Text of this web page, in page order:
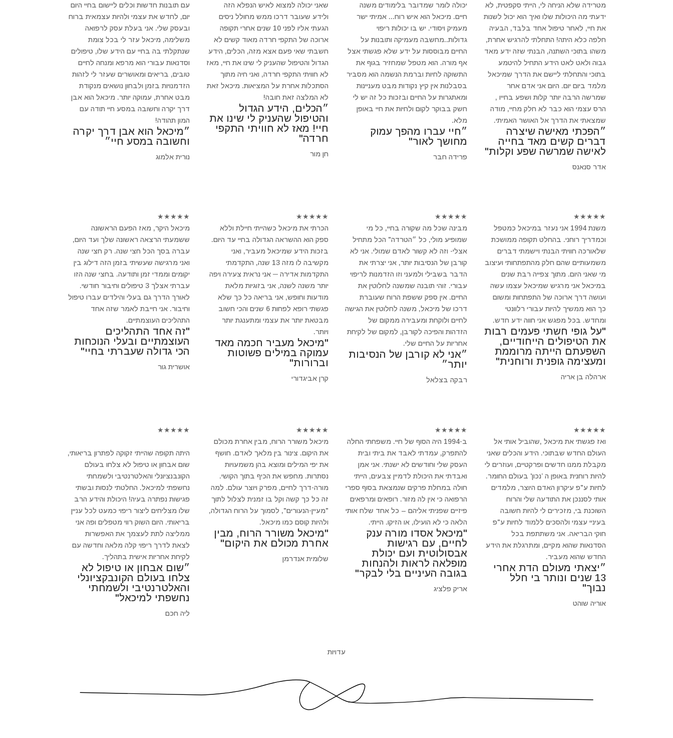
עם תובנות חדשות וכלים ליישום בחיי היום
יום, לחדש את עצמי ולהיות עצמאית ברוח
ובעסק שלי. אני בעלת עסק לרפואה
משלימה, מיכאל עזר לי בכל צומת
שנתקלתי בה בחיי עם הידע שלו, טיפולים
וסדנאות עבורי הוא מרפא ומנחה לחיים
טובים, בריאים ומאושרים שעזר לי לזהות
הזדמנויות בזמן ולבחון נושאים מנקודת
מבט אחרת, עמוקה יותר. מיכאל הוא אבן
דרך יקרה וחשובה במסע חיי תודה עם
המון תהודה!
״מיכאל הוא אבן דרך יקרה
וחשובה במסע חיי״
נורית אלמוג
שאני יכולה למצוא לאיש הנפלא הזה
ולידע שעובר דרכו ממש מחולל ניסים
הגעתי אליו לפני 10 שנים אחרי תקופה
ארוכה של התקפי חרדה מאוד קשים לא
חשבתי שאי פעם אצא מזה, הכלים, הידע
הגדול והטיפול שהעניק לי שינו את חיי, מאז
לא חוויתי התקפי חרדה, ואני חיה מתוך
הסתכלות אחרת על המציאות. מיכאל זאת
לא המלצה זאת חובה!
״הכלים, הידע הגדול
והטיפול שהעניק לי שינו את
חיי! מאז לא חוויתי התקפי
חרדה"
חן מור
יכולה לומר שמדובר בלימודים משנה
חיים. מיכאל הוא איש רוח... אמיתי ישר
מעמיק ויסודי. יש בו יכולות ריפוי
גדולות..מחשבה מעמיקה ותובנות על
החיים מבוססות על ידע שלא פגשתי אצל
אף מורה. הוא מטפל שמחזיר בגוף את
התשוקה לחיות וברמת הנשמה הוא מסביר
בסבלנות אין קיץ נקודות מבט מעניינות
ומאתגרות על החיים ובזכות כל זה יש לי
חשק בבוקר לקום ולחיות את חיי באופן
מלא.
״חיי עברו מהפך עמוק
מחושך לאור"
פרידה חבר
מטרידה שלא הניחה לי, הייתי סקפטית, לא
ידעתי מה היכולות שלו ואיך הוא יכול לשנות
את חיי, לאחר טיפול אחד בלבד, הבעיה
חלפה כלא היתה! התחלתי להרגיש אחרת,
משהו בתוכי השתנה, הבנתי שזה ידע מאד
גבוה ולאט לאט הידע התחיל להיטמע
בתוכי והתחלתי ליישם את הדרך שמיכאל
מלמד ביום יום. היום אני אדם אחר
שמרשה הרבה יותר קלות ושפע בחייו ,
הרס עצמי הוא כבר לא חלק מחיי, מודה
שמצאתי את הדרך אל האושר האמיתי.
״הפכתי מאישה שיצרה
דברים קשים מאד בחייה
לאישה שמרשה שפע וקלות"
אדר סנאנס
★
★
★
★
★
מיכאל היקר, מאז הפעם הראשונה
ששמעתי הרצאה ראשונה שלך ועד היום,
עברה בסך הכל חצי שנה. רק חצי שנה
ואני מרגישה שעשיתי בזמן הזה דילוג בין
יקומים וממדי זמן ותודעה. בחצי שנה הזו
עברתי אצלך 3 טיפולים וחיבור חודשי.
לאורך הדרך גם בעלי והילדים עברו טיפול
וחיבור. אני חייבת לאמר שזה אחד
התהליכים העוצמתיים.
"זה אחד התהליכים
העוצמתיים ובעלי הנוכחות
הכי גדולה שעברתי בחיי"
אושרית גור
★
★
★
★
★
הכרתי את מיכאל כשהייתי חיילת וללא
ספק הוא ההשראה הגדולה בחיי עד היום.
בזכות הידע שמיכאל מעביר, ואני
מקשיבה לו מזה 13 שנה, התקדמתי
התקדמות אדירה ─ אני נראית צעירה ויפה
יותר משנה לשנה, אני בזוגיות מלאת
מודעות וחופש, אני בריאה כל כך שלא
פגשתי רופא לפחות 6 שנים והכי חשוב
מבטאת יותר את עצמי ומתענגת יותר
ויותר.
"מיכאל מעביר חכמה מאד
עמוקה במילים פשוטות
וברורות"
קרן אביגדורי
★
★
★
★
★
מבינה שכל מה שקורה בחיי, כל מי
שמופיע מולי, כל ״הטרדה" הכל מתחיל
אצלי- וזה לא קשור לאדם שמולי. אני לא
קורבן של הנסיבות יותר, אני יצרתי את
הדבר בשבילי ולמעני וזו הזדמנות לריפוי
עבורי. זוהי תובנה שמשנה לחלוטין את
החיים. אין ספק ששפת הרוח שעוברת
דרכו של מיכאל, משנה לחלוטין את הגישה
לחיים ולוקחת ומעבירה ממקום של
הזדהות והפיכה לקורבן, למקום של לקיחת
אחריות על החיים שלי.
״אני לא קורבן של הנסיבות
יותר״
רבקה בצלאל
★
★
★
★
★
משנת 1994 אני נעזר במיכאל כמטפל
וכמדריך רוחני. בהחלט תקופה ממושכת
שלאורכה חוויתי הבנתי ויישמתי דברים
משמעותיים שהם חלק מהתפתחותי ועיצוב
מי שאני היום. מתוך צפייה רבת שנים
במיכאל אני מרגיש שמיכאל עצמו עשה
ועושה דרך ארוכה של התפתחות ומשום
כך הוא ממשיך להיות עבורי רלוונטי
ומחדש. בכל מפגש אני חווה ידע חדש.
"על גופי חשתי פעמים רבות
את הטיפולים הייחודיים,
השפעתם הייתה מרוממת
ומעצימה גופנית ורוחנית"
ארהלה בן אריה
★
★
★
★
★
היתה תקופה שהייתי זקוקה לפתרון בריאותי,
שום אבחון או טיפול לא צלחו בעולם
הקונבנציונלי והאלטרנטיבי ולשמחתי
נחשפתי למיכאל. החלטתי לנסות ובשתי
פגישות נפתרה בעיה! היכולת והידע הרב
שלו מצליחים ליצור ריפוי כמעט לכל עניין
בריאותי. היום השוק רווי מטפלים ופה אני
ממליצה לתת לעצמך את האפשרות
לצאת לדרך ריפוי קלה מלאה וחדשה עם
לקיחת אחריות אישית בתהליך.
״שום אבחון או טיפול לא
צלחו בעולם הקונבקציונלי
והאלטרנטיבי ולשמחתי
נחשפתי למיכאל"
ליה חכם
★
★
★
★
★
מיכאל משורר הרוח, מבין אחרת מכולם
את היקום. צינור בין מלאך לאדם. חושף
את יפי המילים ומוצא בהן משמעויות
נסתרות. מחפש את הכיף בתוך הקושי.
מורה-דרך לחיים, מפרק ויוצר עולם. למה
זה כל כך קשה וקל בו זמנית לצלול לתוך
"מעיין-הנעורים", לסמוך על הרוח הגדולה,
ולהיות קוסם כמו מיכאל.
"מיכאל משורר הרוח, מבין
אחרת מכולם את היקום"
שלומית אנדרמן
★
★
★
★
★
ב-1994 היה הסוף של חיי. משפחתי החלה
להתפרק, עמדתי לאבד את ביתי ובית
העסק שלי וחודשים לא ישנתי. אני אמן
ואבדתי את היכולת לדמיין צבעים, הייתי
חולה במחלת פרקים שנמצאת בסוף ספרי
הרפואה כי אין לה מזור. רופאים ומרפאים
פיזיים שפניתי אליהם – כל אחד שלח אותי
הלאה כי לא הועילו, או הזיקו. הייתי.
"מיכאל אסדו מורה ענק
לחיים, עם רגישות
אבסולוטית ועם יכולת
מופלאה לראות ולהנחות
בגובה העיניים בלי לבקר"
אריק פלציג
★
★
★
★
★
ואז פגשתי את מיכאל ,שהוביל אותי אל
העולם החדש שבתוכי. הידע והכלים שאני
מקבלת ממנו חדשים ופרקטיים, ועוזרים לי
להיות רוחנית באופן ה ’נכון' בעולם החומר.
לחיות ע"פ עיקרון האדם היוצר, מלמדים
אותי לסננכן את התודעה שלי והרוח
השוכנת בי, מזכירים לי להיות חשובה
בעיניי עצמי ולהסכים ללמוד לחיות ע"פ
חוקי הבריאה. אני משתתפת בכל
הסדנאות שהוא מקיים, ומתרגלת את הידע
החדש שהוא מעביר.
״יצאתי מעולם הדת אחרי
13 שנים ונותר בי חלל
נבוך"
אוריה שוהט
עדויות